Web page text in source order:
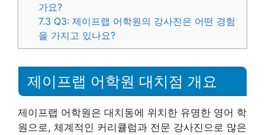
가요?
7.3 Q3: 제이프랩 어학원의 강사진은 어떤 경험
을 가지고 있나요?
제이프랩 어학원 대치점 개요
제이프랩 어학원은 대치동에 위치한 유명한 영어 학
원으로, 체계적인 커리큘럼과 전문 강사진으로 많은